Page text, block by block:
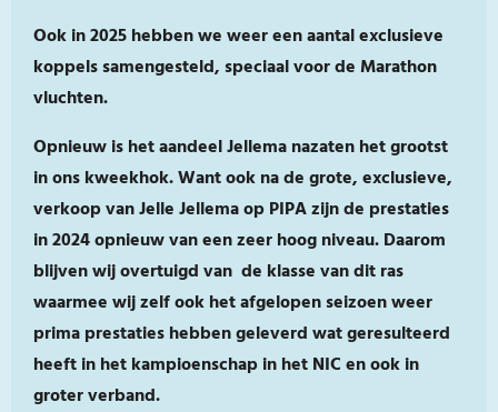
Ook in 2025 hebben we weer een aantal exclusieve
koppels samengesteld, speciaal voor de Marathon
vluchten.
Opnieuw is het aandeel Jellema nazaten het grootst
in ons kweekhok. Want ook na de grote, exclusieve,
verkoop van Jelle Jellema op PIPA zijn de prestaties
in 2024 opnieuw van een zeer hoog niveau. Daarom
blijven wij overtuigd van de klasse van dit ras
waarmee wij zelf ook het afgelopen seizoen weer
prima prestaties hebben geleverd wat geresulteerd
heeft in het kampioenschap in het NIC en ook in
groter verband.